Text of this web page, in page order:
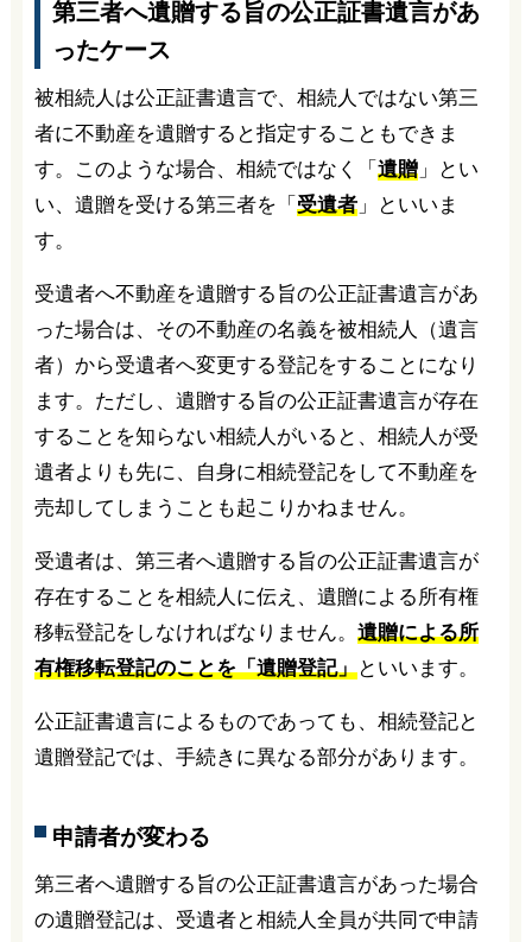
第三者へ遺贈する旨の公正証書遺言があ
ったケース
被相続人は公正証書遺言で、相続人ではない第三
者に不動産を遺贈すると指定することもできま
す。このような場合、相続ではなく「 遺贈」とい
い、遺贈を受ける第三者を「 受遺者」といいま
す。
受遺者へ不動産を遺贈する旨の公正証書遺言があ
った場合は、その不動産の名義を被相続人（遺言
者）から受遺者へ変更する登記をすることになり
ます。ただし、遺贈する旨の公正証書遺言が存在
することを知らない相続人がいると、相続人が受
遺者よりも先に、自身に相続登記をして不動産を
売却してしまうことも起こりかねません。
受遺者は、第三者へ遺贈する旨の公正証書遺言が
存在することを相続人に伝え、遺贈による所有権
移転登記をしなければなりません。 遺贈による所
有権移転登記のことを「遺贈登記」といいます。
公正証書遺言によるものであっても、相続登記と
遺贈登記では、手続きに異なる部分があります。
申請者が変わる
第三者へ遺贈する旨の公正証書遺言があった場合
の遺贈登記は、受遺者と相続人全員が共同で申請